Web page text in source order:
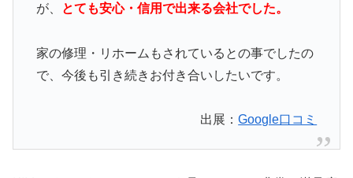
が、
とても安心・信用で出来る会社でした。
家の修理・リホームもされているとの事でしたの
で、今後も引き続きお付き合いしたいです。
出展：Google口コミ